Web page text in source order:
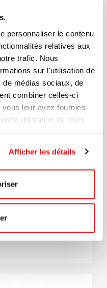
personnaliser le contenu
relatives aux
trafic. Nous
sur l'utilisation de
médias sociaux, de
combiner celles-ci
leur avez fournies
utilisation de leurs
Afficher les détails
3 En 1 Polar